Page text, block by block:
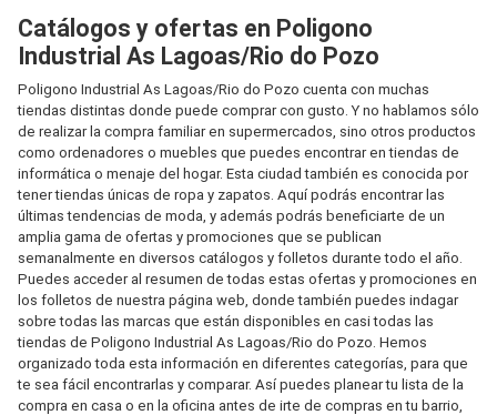
Catálogos y ofertas en Poligono
Industrial As Lagoas/Rio do Pozo
Poligono Industrial As Lagoas/Rio do Pozo cuenta con muchas
tiendas distintas donde puede comprar con gusto. Y no hablamos sólo
de realizar la compra familiar en supermercados, sino otros productos
como ordenadores o muebles que puedes encontrar en tiendas de
informática o menaje del hogar. Esta ciudad también es conocida por
tener tiendas únicas de ropa y zapatos. Aquí podrás encontrar las
últimas tendencias de moda, y además podrás beneficiarte de un
amplia gama de ofertas y promociones que se publican
semanalmente en diversos catálogos y folletos durante todo el año.
Puedes acceder al resumen de todas estas ofertas y promociones en
los folletos de nuestra página web, donde también puedes indagar
sobre todas las marcas que están disponibles en casi todas las
tiendas de Poligono Industrial As Lagoas/Rio do Pozo. Hemos
organizado toda esta información en diferentes categorías, para que
te sea fácil encontrarlas y comparar. Así puedes planear tu lista de la
compra en casa o en la oficina antes de irte de compras en tu barrio,